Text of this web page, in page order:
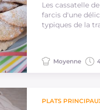
Les cassatelle
farcis d'une
typiques de la
Moyenne
PLATS